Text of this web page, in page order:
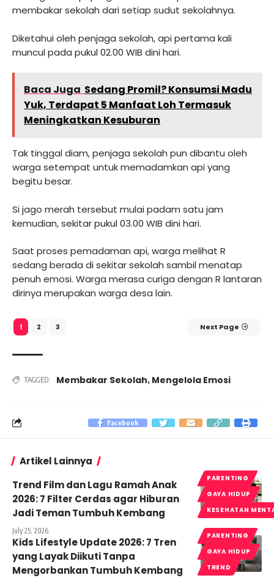
membakar sekolah dari setiap sudut sekolahnya.
Diketahui oleh penjaga sekolah, api pertama kali
muncul pada pukul 02.00 WIB dini hari.
Baca Juga Sedang Promil? Konsumsi Madu
Yuk, Terdapat 5 Manfaat Loh Termasuk
Meningkatkan Kesuburan
Tak tinggal diam, penjaga sekolah pun dibantu oleh
warga setempat untuk memadamkan api yang
begitu besar.
Si jago merah tersebut mulai padam satu jam
kemudian, sekitar pukul 03.00 WIB dini hari.
Saat proses pemadaman api, warga melihat R
sedang berada di sekitar sekolah sambil menatap
penuh emosi. Warga merasa curiga dengan R lantaran
dirinya merupakan warga desa lain.
1 2 3 Next Page
TAGGED: Membakar Sekolah, Mengelola Emosi
Facebook
Artikel Lainnya
PARENTING
GAYA HIDUP
KESEHATAN
Trend Film dan Lagu Ramah Anak
2026: 7 Filter Cerdas agar Hiburan
Jadi Teman Tumbuh Kembang
July 25, 2026
PARENTING
GAYA HIDUP
TREND
Kids Lifestyle Update 2026: 7 Tren
yang Layak Diikuti Tanpa
Mengorbankan Tumbuh Kembang